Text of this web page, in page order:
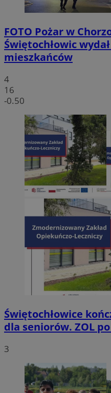
FOTO Pożar w
Świętochłowic
mieszkańców
4
16
-0.50
Świętochłowice
dla seniorów. ZOL
3